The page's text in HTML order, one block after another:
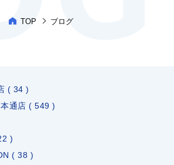
TOP ブログ
( 34 )
通店 ( 549 )
)
( 38 )